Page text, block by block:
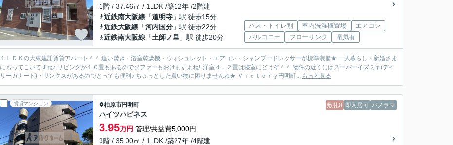
1階 / 37.46㎡ / 1LDK /築12年 /2階建
近鉄南大阪線 「道明寺 」駅 徒歩15分
近鉄大阪線 「河内国分 」駅 徒歩22分
近鉄南大阪線 「土師ノ里 」駅 徒歩20分
バス・トイレ別 室内洗濯機置場
エアコン
バルコニー
フローリング 電気有
１ＬＤＫの大東建託賃貸アパート＾＾ 追い焚き・浴室乾燥機・ウォシュレット・エアコン・シャンプードレッサーが標準装備★ 一人暮らし・新婚さま
にもってこいですね♪ リビングが１０畳もあるのでソファーもおけますよね!! 洋室４．２畳は寝室にどうぞ＾＾ 物件の近くにはスーパーイズミヤ(デイ
リーカナート)・サンクスがあるのでとっても便利♪ ちょっとした買い物に困りませんね★ Ｖｉｃｔｏｒｙ円明町... もっと見る
賃貸マンション 敷礼0 即入居可 パノラマ
柏原市円明町
ハイツハピネス
3.95万円 管理/共益費5,000円
3階 / 35.00㎡ / 1LDK /築27年 /4階建